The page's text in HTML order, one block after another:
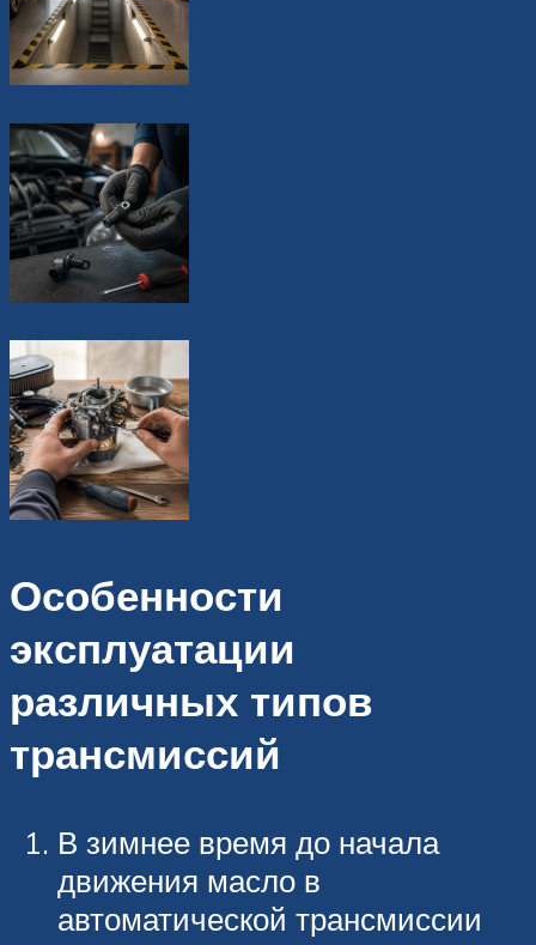
Особенности
эксплуатации
различных типов
трансмиссий
В зимнее время до начала
движения масло в
автоматической трансмиссии